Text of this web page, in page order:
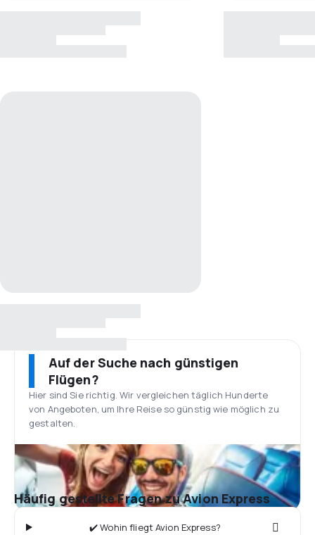
Auf der Suche nach günstigen
Flügen?
Hier sind Sie richtig. Wir vergleichen täglich Hunderte
von Angeboten, um Ihre Reise so günstig wie möglich zu
gestalten.
Häufig gestellte Fragen zu Avion Express
✔️ Wohin fliegt Avion Express?